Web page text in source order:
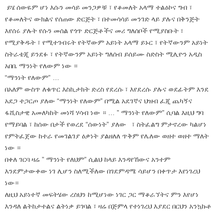
ይሄ ሰውዬም ሆነ እሱን መሳይ መንጋዎቹ ፣ የቆመለት አላማ ተልዕኮና ግብ ፣
የቆመለትና ውክልና የሰጠው ድርጅት ፣ በተመሳሳይ መንገድ ላይ ያሉና በቅንጅት
እየሰሩ ያሉት የሱን መሰል የጎጥ ድርጅቶችና መሪ ግለሰቦች የሚያስቡት ፣
የሚያቅዱት ፣ የሚተገብሩት የትኛውም አይነት አላማ ይኑር ፣ የትኛውንም አይነት
ስትራቴጂ ይንደፉ ፣ የትኛውንም አይነት ግለሰብ ይሰይሙ ስድስት ሚሊዮን አዲስ
አበቤ ማንነት የለውም ነው ።
“ማንነት የለውም” …
በአለም ውስጥ ለቁጥር እስኪታክት ድረስ የደረሱ ፣ እየደረሱ ያሉና ወደፊትም እንደ
አደጋ ተጋርጦ ያለው “ማንነት የለውም” በሚል አደገኛና ህዝብ ፈጂ ጨካኝና
ፋሺስታዊ አመለካከት መነሻ ሃሳብ ነው ። … ” ማንነት የለውም” ሲባል እዚህ ግባ
የማይባል ፣ ከሰው በታች የወረደ “ሰውነት” ያለው ፣ ስትፈልግ ምታኖረው ካልሆነ
የምትፈጀው ከተራ የመገልገያ ዕቃነት ያልዘለለ ጥቅም የሌለው ወዘተ ወዘተ ማለት
ነው ።
በቀለ ገርባ ዛሬ ” ማንነት የለህም” ሲልህ ከላይ እንዳየኸውና አንተም
እንደምታውቀው ነገ ሊሆን ስለሚችለው በገደምዳሜ ሳይሆን በቀጥታ እየነገረህ
ነው።
ለዚህ አይነተኛ መፍትሄው ረስህን ከሚሆነው ነገር ጋር ማቆራኘትና ምን እየሆነ
እንዳለ ልትከታተልና ልትነቃ ይገባል ፣ ዛሬ በጅምላ የተነገረህ እያደር በርህን አንኳኩቶ